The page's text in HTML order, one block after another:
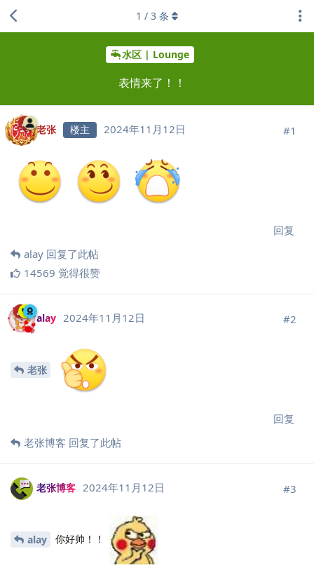
水区 | Lounge
表情来了！！
1 / 3 条
老张 楼主 2024年11月12日 #1
回复
alay 回复了此帖
14569 觉得很赞
alay 2024年11月12日 #2
老张
回复
老张博客 回复了此帖
老张博客 2024年11月12日 #3
alay 你好帅！！